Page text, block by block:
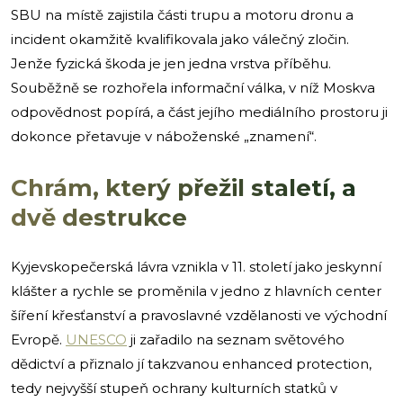
SBU na místě zajistila části trupu a motoru dronu a
incident okamžitě kvalifikovala jako válečný zločin.
Jenže fyzická škoda je jen jedna vrstva příběhu.
Souběžně se rozhořela informační válka, v níž Moskva
odpovědnost popírá, a část jejího mediálního prostoru ji
dokonce přetavuje v náboženské „znamení“.
Chrám, který přežil staletí, a
dvě destrukce
Kyjevskopečerská lávra vznikla v 11. století jako jeskynní
klášter a rychle se proměnila v jedno z hlavních center
šíření křesťanství a pravoslavné vzdělanosti ve východní
Evropě. UNESCO ji zařadilo na seznam světového
dědictví a přiznalo jí takzvanou enhanced protection,
tedy nejvyšší stupeň ochrany kulturních statků v